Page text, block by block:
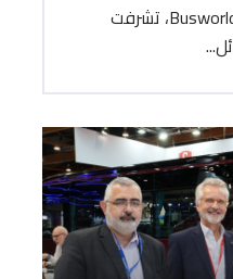
خلال اختتام معرض Busworld 2025، تشرفت